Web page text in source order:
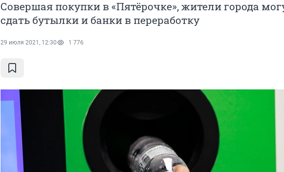
Совершая покупки в «Пятёрочке», жители города
сдать бутылки и банки в переработку
29 июля 2021, 12:30 1 776